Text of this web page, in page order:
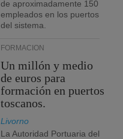
de aproximadamente 150
empleados en los puertos
del sistema.
FORMACIÓN
Un millón y medio
de euros para
formación en puertos
toscanos.
Livorno
La Autoridad Portuaria del